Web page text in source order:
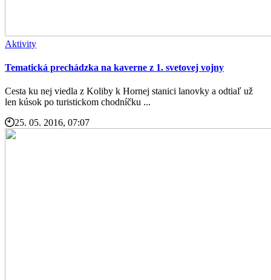
Aktivity
Tematická prechádzka na kaverne z 1. svetovej vojny
Cesta ku nej viedla z Koliby k Hornej stanici lanovky a odtiaľ už
len kúsok po turistickom chodníčku ...
25. 05. 2016, 07:07